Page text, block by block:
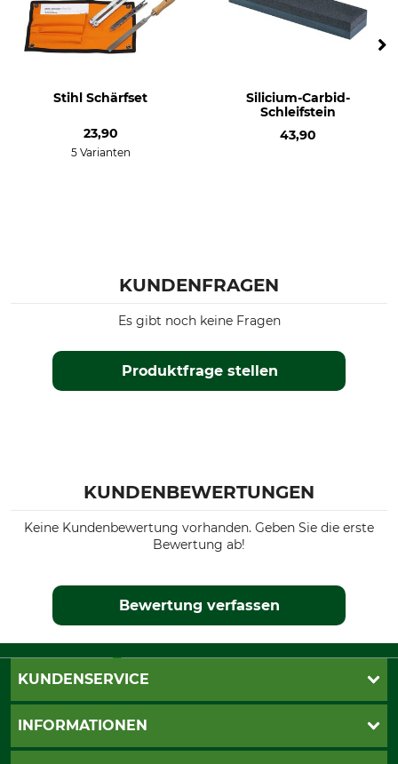
Stihl Schärfset
23,90
5 Varianten
Silicium-Carbid-
Schleifstein
43,90
KUNDENFRAGEN
Produktfrage stellen
Es gibt noch keine Fragen
KUNDENBEWERTUNGEN
Keine Kundenbewertung vorhanden. Geben Sie die erste
Bewertung ab!
Bewertung verfassen
KUNDENSERVICE
Katalogbestellung
INFORMATIONEN